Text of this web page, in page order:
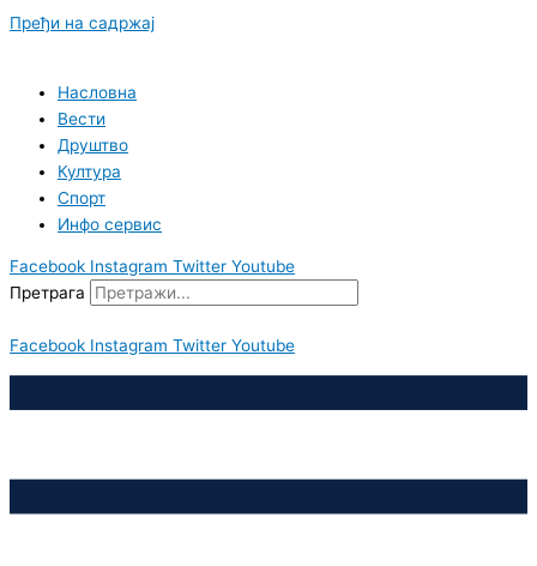
Пређи на садржај
Насловна
Вести
Друштво
Култура
Спорт
Инфо сервис
Facebook Instagram Twitter Youtube
Претрага
Facebook Instagram Twitter Youtube